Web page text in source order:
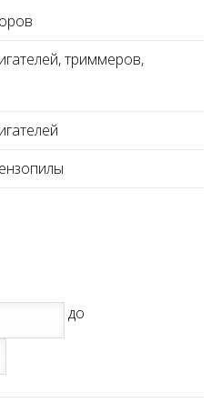
триммеров,
до